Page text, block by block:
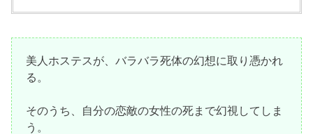
美人ホステスが、バラバラ死体の幻想に取り憑かれ
る。
そのうち、自分の恋敵の女性の死まで幻視してしま
う。